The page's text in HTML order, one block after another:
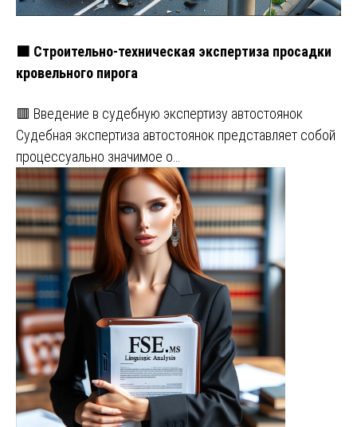
🟧 Строительно-техническая экспертиза просадки
кровельного пирога
🟥 Введение в судебную экспертизу автостоянок
Судебная экспертиза автостоянок представляет собой
процессуально значимое о…